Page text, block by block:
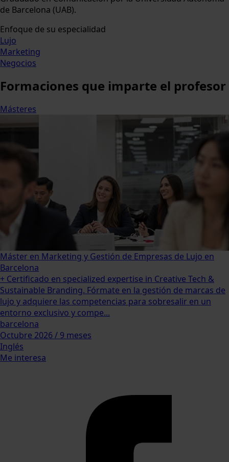
de Barcelona (UAB).
Enfoque de su especialidad
Lujo
Marketing
Negocios
Formaciones que imparte el profesor
Másteres
Máster en Marketing y Gestión de Empresas de Lujo en
Barcelona
+ Certificado en specialized expertise in Creative Tech &
Sustainable Branding. Fórmate en la gestión de marcas de
lujo y adquiere las competencias para sobresalir en un
entorno exclusivo y compe...
barcelona
Octubre 2026 / 9 meses
Inglés
Me interesa